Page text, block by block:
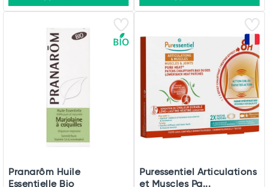
Pranarôm Huile
Essentielle Bio
Puressentiel Articulations
et Muscles Pa...